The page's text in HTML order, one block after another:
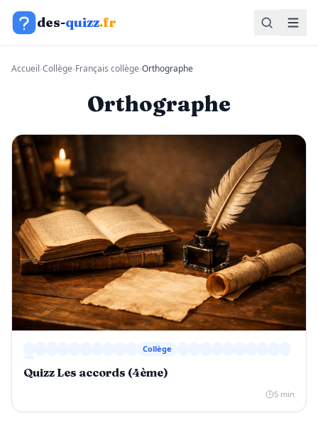
Aller au contenu
des-quizz.fr
Accueil›Collège›Français collège›Orthographe
Orthographe
Collège
Quizz Les accords (4ème)
5 min